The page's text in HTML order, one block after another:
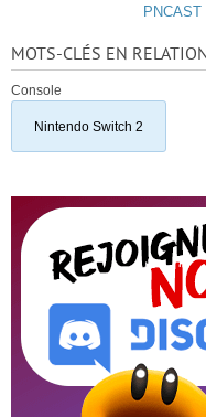
MOTS-CLÉS EN RELATION
Console
Nintendo Switch 2